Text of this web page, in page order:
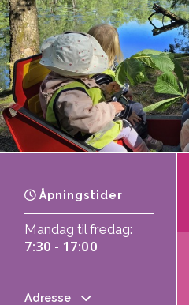
Åpningstider
Mandag til fredag:
7:30 - 17:00
Adresse